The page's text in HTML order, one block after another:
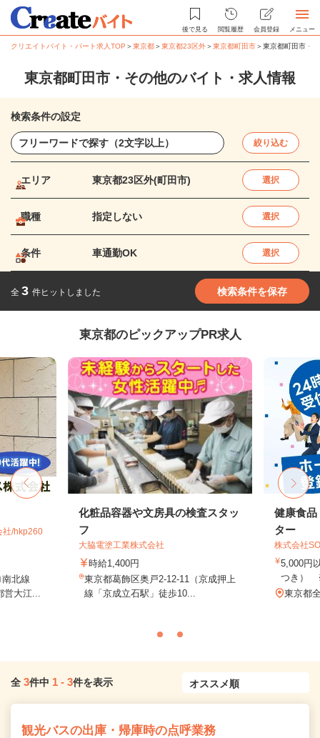
後で見る 閲覧履歴 会員登録 メニュー
クリエイトバイト・パート求人TOP ＞東京都＞東京都23区外＞東京都町田市＞東京都町田市・
東京都町田市・その他のバイト・求人情報
検索条件の設定
絞り込む
エリア 東京都23区外(町田市) 選択
職種 指定しない 選択
条件 車通勤OK 選択
全 3 件ヒットしました 検索条件を保存
東京都のピックアップPR求人
社/hkp260
北線
大江...
化粧品容器や文房具の検査スタッ
フ
大脇電塗工業株式会社
時給1,400円
東京都葛飾区奥戸2-12-11（京成押上
線「京成立石駅」徒歩10...
健康食品
ター
株式会社
5,000円
つき）
東京都
全 3件中 1 - 3件を表示
観光バスの出庫・帰庫時の点呼業務